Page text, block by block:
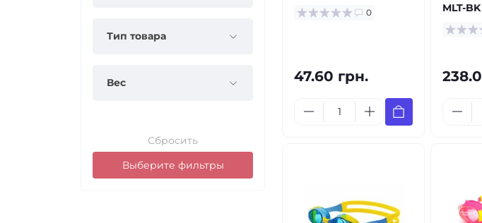
Тип товара
Вес
Сбросить
Выберите фильтры
0
47.60 грн.
MLT-